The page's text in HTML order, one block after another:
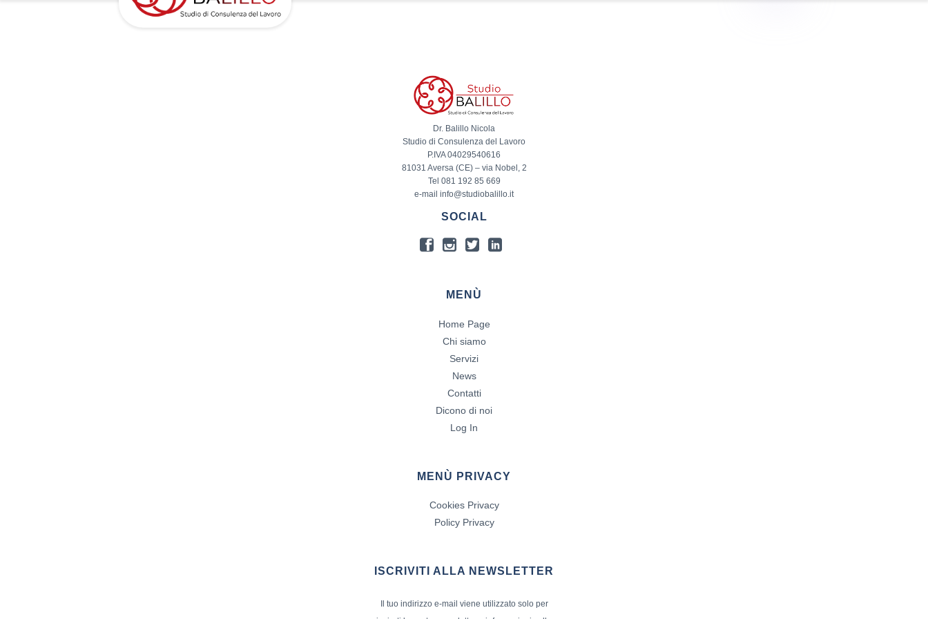
Dr. Balillo Nicola
Studio di Consulenza del Lavoro
P.IVA 04029540616
81031 Aversa (CE) – via Nobel, 2
Tel 081 192 85 669
e-mail info@studiobalillo.it
SOCIAL
MENÙ
Home Page
Chi siamo
Servizi
News
Contatti
Dicono di noi
Log In
MENÙ PRIVACY
Cookies Privacy
Policy Privacy
ISCRIVITI ALLA NEWSLETTER
Il tuo indirizzo e-mail viene utilizzato solo per